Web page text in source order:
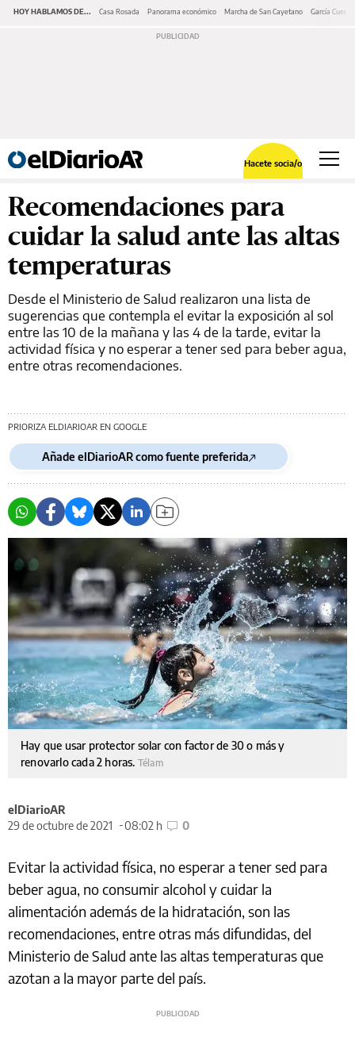
HOY HABLAMOS DE... Casa Rosada Panorama económico Marcha de San Cayetano García Cuerva
Hacete socia/o
Recomendaciones para
cuidar la salud ante las altas
temperaturas
Desde el Ministerio de Salud realizaron una lista de
sugerencias que contempla el evitar la exposición al sol
entre las 10 de la mañana y las 4 de la tarde, evitar la
actividad física y no esperar a tener sed para beber agua,
entre otras recomendaciones.
PRIORIZA ELDIARIOAR EN GOOGLE
Añade elDiarioAR como fuente preferida
Hay que usar protector solar con factor de 30 o más y
renovarlo cada 2 horas. Télam
elDiarioAR
29 de octubre de 2021
08:02 h 0
Evitar la actividad física, no esperar a tener sed para
beber agua, no consumir alcohol y cuidar la
alimentación además de la hidratación, son las
recomendaciones, entre otras más difundidas, del
Ministerio de Salud ante las altas temperaturas que
azotan a la mayor parte del país.